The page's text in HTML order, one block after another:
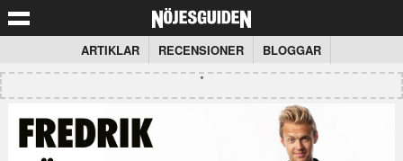
ARTIKLAR RECENSIONER BLOGGAR